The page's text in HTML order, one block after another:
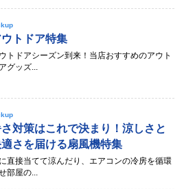
ウトドア特集
トドアシーズン到来！当店おすすめのアウト
グッズ...
対策はこれで決まり！涼しさと
さを届ける扇風機特集
直接当てて涼んだり、エアコンの冷房を循環
部屋の...